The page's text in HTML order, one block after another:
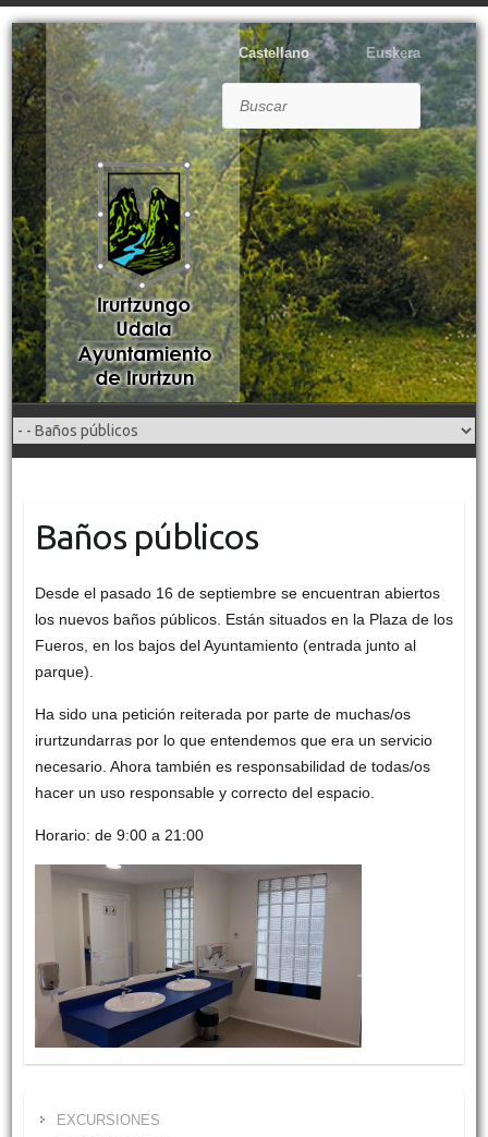
Castellano Euskera
Baños públicos
Desde el pasado 16 de septiembre se encuentran abiertos
los nuevos baños públicos. Están situados en la Plaza de los
Fueros, en los bajos del Ayuntamiento (entrada junto al
parque).
Ha sido una petición reiterada por parte de muchas/os
irurtzundarras por lo que entendemos que era un servicio
necesario. Ahora también es responsabilidad de todas/os
hacer un uso responsable y correcto del espacio.
Horario: de 9:00 a 21:00
EXCURSIONES